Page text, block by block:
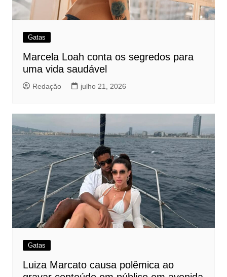
Gatas
Marcela Loah conta os segredos para
uma vida saudável
Redação julho 21, 2026
Gatas
Luiza Marcato causa polêmica ao